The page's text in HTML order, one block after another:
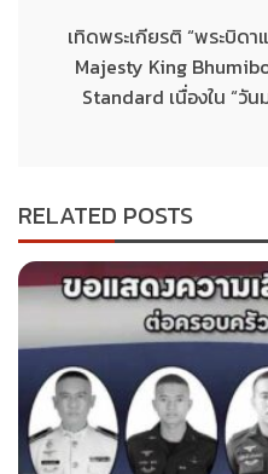
เทิดพระเกียรติ “พระบิด
Majesty King
Standard เนื่องใน “วั
RELATED POSTS